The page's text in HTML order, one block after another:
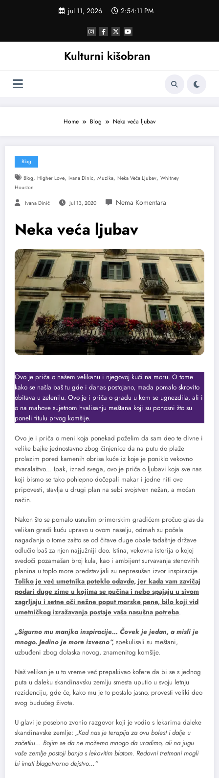
jul 11, 2026 2:54:12 PM
Kulturni kišobran
Home Blog Neka veća ljubav
Blog
Blog, Higher Love, Ivana Dinic, Muzika, Neka Veća Ljubav, Whitney
Houston
Ivana Dinić Jul 13, 2020
Neka veća ljubav
Ovo je priča o našem velikanu i njegovoj kući na moru. O tome
kako se našla baš tu gde i danas postojano, mada pomalo skrovito
obitava u zelenilu. Ovo je i priča o gradu u kom se ugnezdila, ali i
o na mahove sujetnom hvalisanju meštana koji su ponosni što su
poneli titulu prvog komšije.
Ovo je i priča o meni koja ponekad poželim da sam deo te divne i
velike bajke jednostavno zbog činjenice da na putu do plaže
prolazim pored kamenih obrisa kuće iz koje je poniklo vekovno
stvaralaštvo… Ipak, iznad svega, ovo je priča o ljubavi koja sve nas
koji bismo se tako pohlepno dočepali makar i jedne niti ove
pripovesti, stavlja u drugi plan na sebi svojstven nežan, a moćan
način.
Nakon što se pomalo usnulim primorskim gradićem pročuo glas da
velikan gradi kuću upravo u ovom naselju, odmah su počela
nagađanja o tome zašto se od čitave duge obale tadašnje države
odlučio baš za njen najjužniji deo. Istina, vekovna istorija o kojoj
svedoči pozamašan broj kula, kao i ambijent survavanja stenovitih
planina u toplo more predstavljali su nepresušan izvor inspiracije.
Toliko je već umetnika poteklo odavde, jer kada vam zavičaj
podari duge zime u kojima se pučina i nebo spajaju u sivom
zagrljaju i setne oči nežne poput morske pene, bilo koji vid
umetničkog izražavanja postaje vaša nasušna potreba.
„Sigurno mu manjka inspiracije… Čovek je jedan, a misli je
mnogo. Jedino je more izvesno“, spekulisali su meštani,
uzbuđeni zbog dolaska novog, znamenitog komšije.
Naš velikan je u to vreme već prepakivao kofere da bi se s jednog
puta u daleku skandinavsku zemlju smesta uputio u svoju letnju
rezidenciju, gde će, kako mu je to postalo jasno, provesti veliki deo
svog budućeg života.
U glavi je posebno zvonio razgovor koji je vodio s lekarima daleke
skandinavske zemlje: „Kod nas je terapija za ovu bolest i dalje u
začetku… Bojim se da ne možemo mnogo da uradimo, ali na jugu
vaše zemlje postoji banja s lekovitim blatom. Redovni tretmani mogli
bi imati blagotvorno dejstvo…“